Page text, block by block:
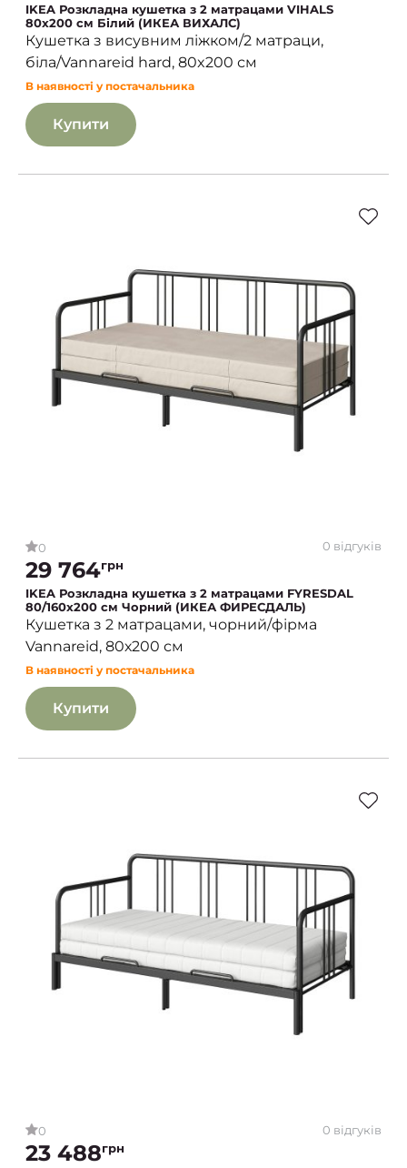
IKEA Розкладна кушетка з 2 матрацами VIHALS
80х200 см Білий (ИКЕА ВИХАЛС)
Кушетка з висувним ліжком/2 матраци,
біла/Vannareid hard, 80x200 см
В наявності у постачальника
Купити
0 0 відгуків
29 764грн
IKEA Розкладна кушетка з 2 матрацами FYRESDAL
80/160x200 см Чорний (ИКЕА ФИРЕСДАЛЬ)
Кушетка з 2 матрацами, чорний/фірма
Vannareid, 80х200 см
В наявності у постачальника
Купити
0 0 відгуків
23 488грн